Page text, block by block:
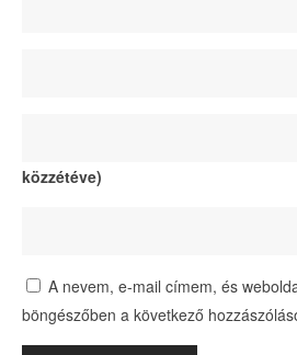
közzétéve)
A nevem, e-mail címem, és
böngészőben a következő